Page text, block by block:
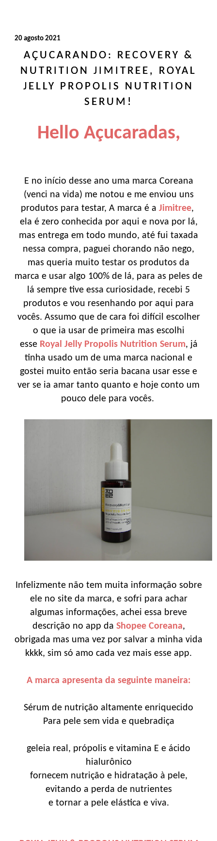
20 agosto 2021
AÇUCARANDO: RECOVERY &
NUTRITION JIMITREE, ROYAL
JELLY PROPOLIS NUTRITION
SERUM!
Hello Açucaradas,
E no início desse ano uma marca Coreana
(venci na vida) me notou e me enviou uns
produtos para testar, A marca é a Jimitree,
ela é zero conhecida por aqui e nova por lá,
mas entrega em todo mundo, até fui taxada
nessa compra, paguei chorando não nego,
mas queria muito testar os produtos da
marca e usar algo 100% de lá, para as peles de
lá sempre tive essa curiosidade, recebi 5
produtos e vou resenhando por aqui para
vocês. Assumo que de cara foi difícil escolher
o que ia usar de primeira mas escolhi
esse Royal Jelly Propolis Nutrition Serum, já
tinha usado um de uma marca nacional e
gostei muito então seria bacana usar esse e
ver se ia amar tanto quanto e hoje conto um
pouco dele para vocês.
Infelizmente não tem muita informação sobre
ele no site da marca, e sofri para achar
algumas informações, achei essa breve
descrição no app da Shopee Coreana,
obrigada mas uma vez por salvar a minha vida
kkkk, sim só amo cada vez mais esse app.
A marca apresenta da seguinte maneira:
Sérum de nutrição altamente enriquecido
Para pele sem vida e quebradiça
geleia real, própolis e vitamina E e ácido
hialurônico
fornecem nutrição e hidratação à pele,
evitando a perda de nutrientes
e tornar a pele elástica e viva.